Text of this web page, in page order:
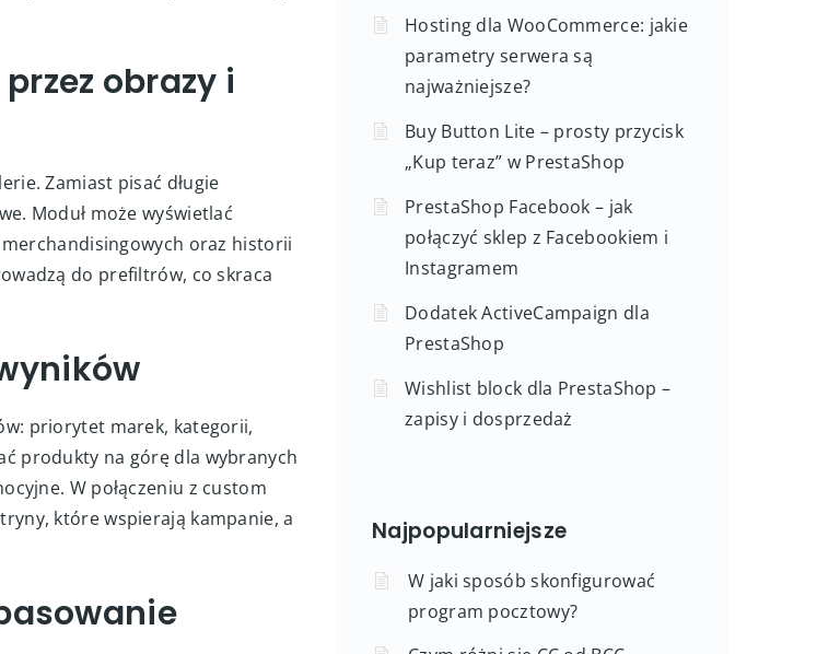
obrazy i
Zamiast pisać długie
Moduł może wyświetlać
oraz historii
do prefiltrów, co skraca
priorytet marek, kategorii,
produkty na górę dla wybranych
W połączeniu z custom
które wspierają kampanie, a
Hosting dla WooCommerce: jakie
parametry serwera są
najważniejsze?
Buy Button Lite – prosty przycisk
„Kup teraz” w PrestaShop
PrestaShop Facebook – jak
połączyć sklep z Facebookiem i
Instagramem
Dodatek ActiveCampaign dla
PrestaShop
Wishlist block dla PrestaShop –
zapisy i dosprzedaż
Najpopularniejsze
W jaki sposób skonfigurować
program pocztowy?